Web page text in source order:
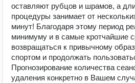
оставляют рубцов и шрамов, а
процедуры занимает от
минут! Благодаря этому период
минимуму и в самые кротчайшие
возвращаться к привычному
спортом и продолжать
️Прогнозирование количества
удаления конкретно в Вашем